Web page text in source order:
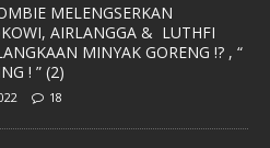
MELENGSERKAN
AIRLANGGA & LUTHFI
MINYAK GORENG !? , “
! ” (2)
18